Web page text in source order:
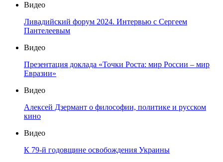
Видео
Ливадийский форум 2024. Интервью с Сергеем
Пантелеевым
Видео
Презентация доклада «Точки Роста: мир России – мир
Евразии»
Видео
Алексей Дзермант о философии, политике и русском
кино
Видео
К 79-й годовщине освобождения Украины